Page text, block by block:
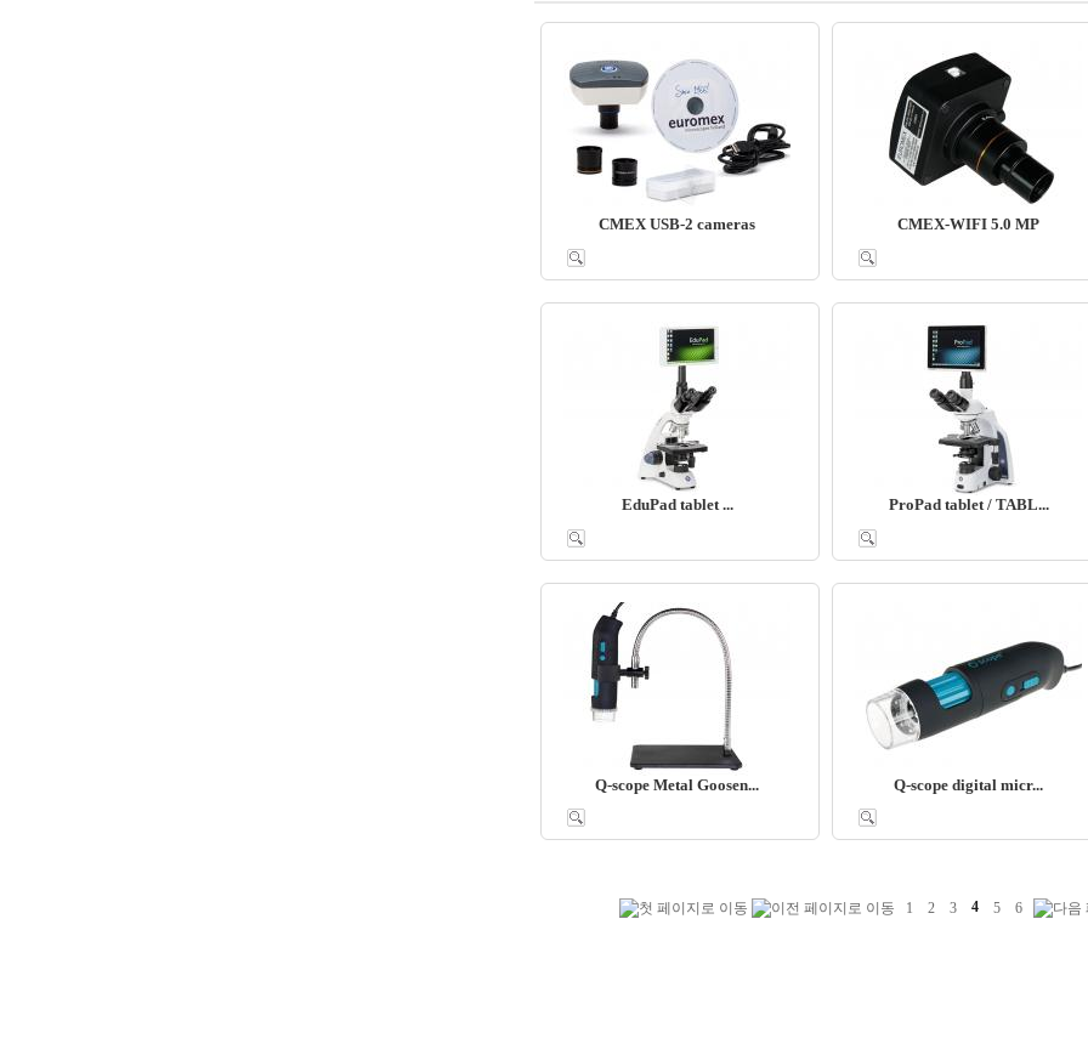
CMEX USB-2 cameras CMEX-WIFI 5.0 MP
EduPad tablet ... ProPad tablet / TABL...
Q-scope Metal Goosen... Q-scope digital micr...
1 2 3 4 5 6